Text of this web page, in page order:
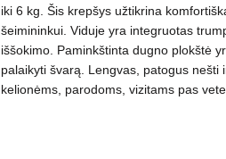
iki 6 kg. Šis krepšys užtikrina
šeimininkui. Viduje yra integruotas
iššokimo. Paminkštinta dugno plokštė
palaikyti švarą. Lengvas, patogus
kelionėms, parodoms, vizitams pas